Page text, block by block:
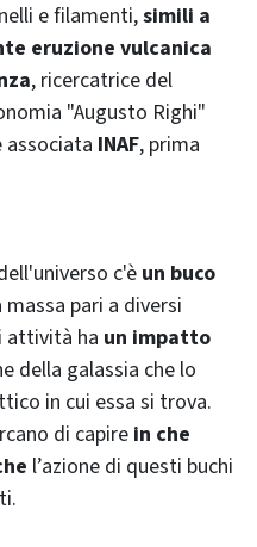
e filamenti,simili a
eruzione vulcanica
, ricercatrice del
"Augusto Righi"
associata INAF, prima
c'è un buco
massa pari a diversi
attività ha un impatto
della galassia che lo
in cui essa si trova.
di capire in che
l’azione di questi buchi